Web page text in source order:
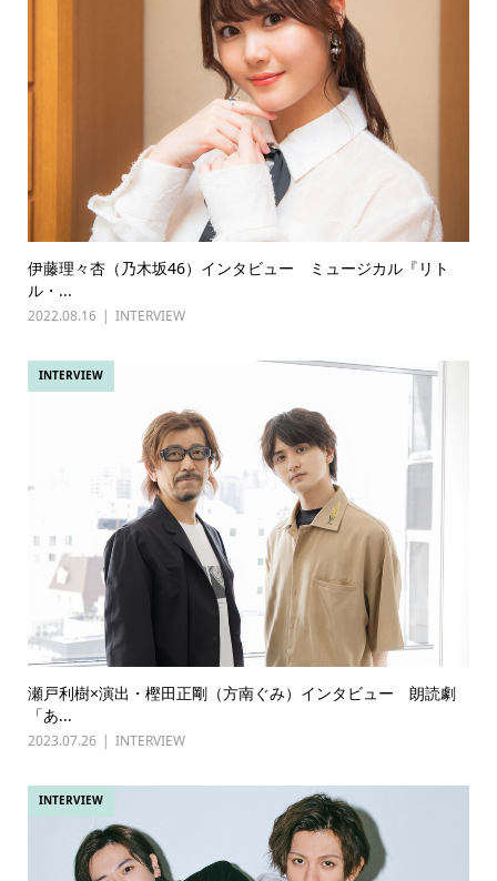
伊藤理々杏（乃木坂46）インタビュー ミュージカル『リト
ル・...
2022.08.16 INTERVIEW
INTERVIEW
瀬戸利樹×演出・樫田正剛（方南ぐみ）インタビュー 朗読劇
「あ...
2023.07.26 INTERVIEW
INTERVIEW